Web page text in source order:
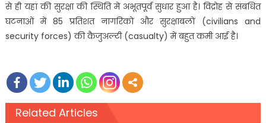
से ही यहां की सुरक्षा की स्थिति में अभूतपूर्व सुधार हुआ है। विद्रोह से संबंधित
घटनाओं में 85 प्रतिशत नागरिकों और सुरक्षाबलों (civilians and
security forces) की कैजुअल्टी (casualty) में बहुत कमी आई है।
Related Articles